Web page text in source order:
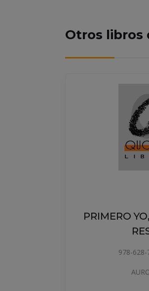
Otros libros
PRIMERO
978-628-